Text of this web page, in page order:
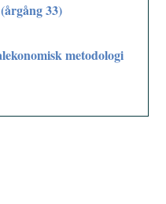
33)
metodologi